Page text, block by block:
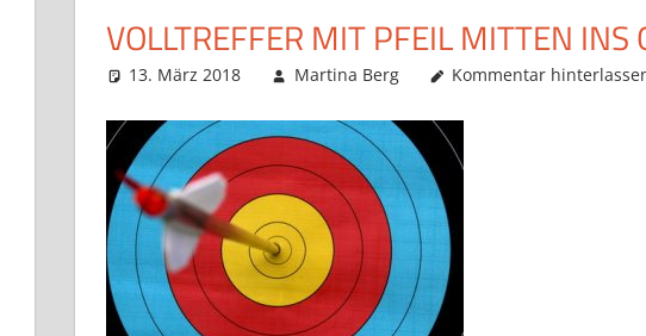
VOLLTREFFER MIT PFEIL MITTEN INS
13. März 2018 Martina Berg Kommentar